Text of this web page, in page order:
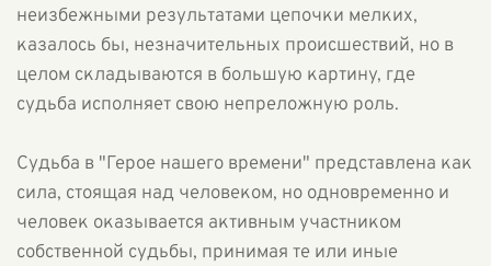
неизбежными результатами цепочки мелких,
казалось бы, незначительных происшествий, но в
целом складываются в большую картину, где
судьба исполняет свою непреложную роль.
Судьба в "Герое нашего времени" представлена как
сила, стоящая над человеком, но одновременно и
человек оказывается активным участником
собственной судьбы, принимая те или иные